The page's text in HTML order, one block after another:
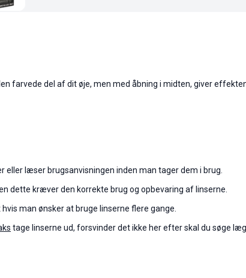
farvede del af dit øje, men med åbning i midten, giver
læser brugsanvisningen inden man tager dem i brug.
dette kræver den korrekte brug og opbevaring af linserne.
man ønsker at bruge linserne flere gange.
tage linserne ud, forsvinder det ikke her efter skal du søge